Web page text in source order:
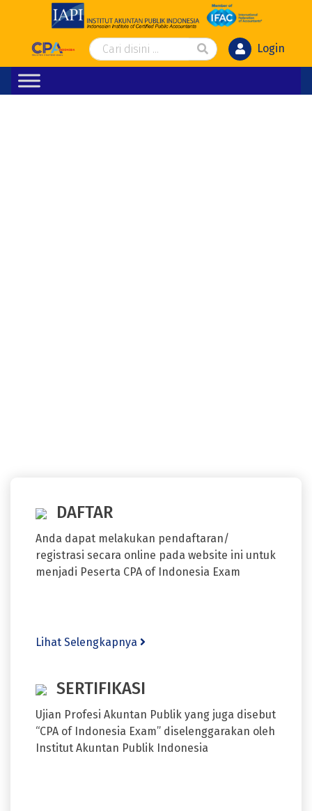
Login
DAFTAR
Anda dapat melakukan pendaftaran/
registrasi secara online pada website ini untuk
menjadi Peserta CPA of Indonesia Exam
Lihat Selengkapnya
SERTIFIKASI
Ujian Profesi Akuntan Publik yang juga disebut
“CPA of Indonesia Exam” diselenggarakan oleh
Institut Akuntan Publik Indonesia